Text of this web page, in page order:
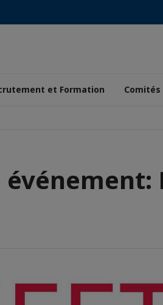
et Formation Comités